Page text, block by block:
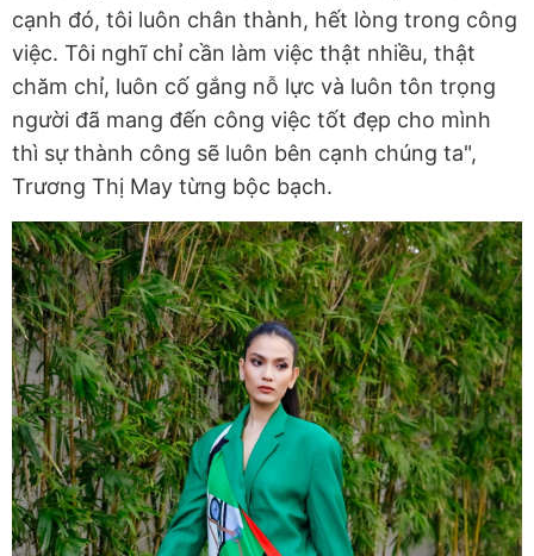
cạnh đó, tôi luôn chân thành, hết lòng trong công
việc. Tôi nghĩ chỉ cần làm việc thật nhiều, thật
chăm chỉ, luôn cố gắng nỗ lực và luôn tôn trọng
người đã mang đến công việc tốt đẹp cho mình
thì sự thành công sẽ luôn bên cạnh chúng ta",
Trương Thị May từng bộc bạch.